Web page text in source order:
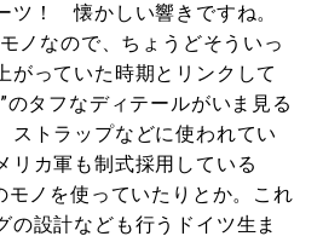
ツ！ 懐かしい響きですね。
ノなので、ちょうどそういっ
がっていた時期とリンクして
のタフなディテールがいま見る
ストラップなどに使われてい
リカ軍も制式採用している
モノを使っていたりとか。これ
の設計なども行うドイツ生ま